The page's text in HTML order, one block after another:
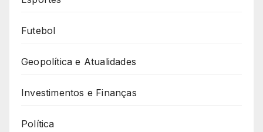
Futebol
Geopolítica e Atualidades
Investimentos e Finanças
Política